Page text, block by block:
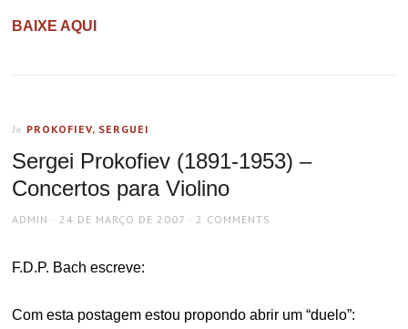
BAIXE AQUI
In PROKOFIEV, SERGUEI
Sergei Prokofiev (1891-1953) –
Concertos para Violino
AUTHOR
ADMIN
POSTED
24 DE MARÇO DE 2007 2 COMMENTS
F.D.P. Bach escreve:
Com esta postagem estou propondo abrir um “duelo”: